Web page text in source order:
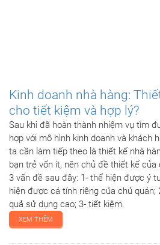
Kinh doanh nhà hàng:
cho tiết kiệm và hợp lý?
Sau khi đã hoàn thành nhiệm vụ tìm
hợp với mô hình kinh doanh và khách
ta cần làm tiếp theo là thiết kế nhà
bạn trẻ vốn ít, nên chủ đề thiết kế
3 vấn đề sau đây: 1- thể hiện được ý
hiện được cá tính riêng của chủ quán;
quả sử dụng cao; 3- tiết kiệm.
XEM THÊM